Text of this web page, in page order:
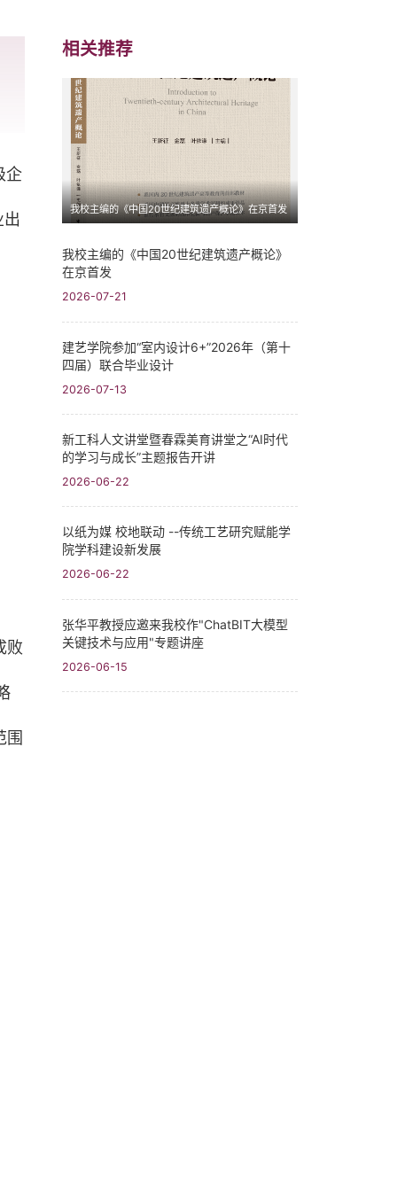
企
败
围
相关推荐
我校主编的《中国20世纪建筑遗产概论》在京首发
我校主编的《中国20世纪建筑遗产概论》
在京首发
2026-07-21
建艺学院参加“室内设计6+”2026年（第十
四届）联合毕业设计
2026-07-13
新工科人文讲堂暨春霖美育讲堂之“AI时代
的学习与成长”主题报告开讲
2026-06-22
以纸为媒 校地联动 --传统工艺研究赋能学
院学科建设新发展
2026-06-22
张华平教授应邀来我校作"ChatBIT大模型
关键技术与应用"专题讲座
2026-06-15